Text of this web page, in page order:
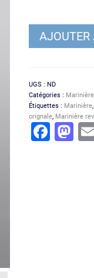
AJOUTER
UGS : ND
Catégories : Marinière
Étiquettes : Marinière,
orignale, Marinière